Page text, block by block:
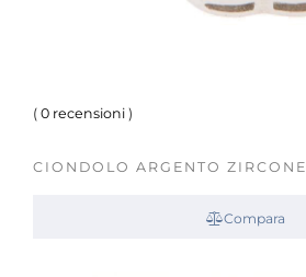
( 0 recensioni )
CIONDOLO ARGENTO ZIRCONE
Compara